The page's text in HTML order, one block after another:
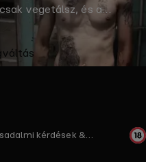
vegetálsz, és a
fokozni, ha idegen ország
© kArton.hu Kft.
kérdések &